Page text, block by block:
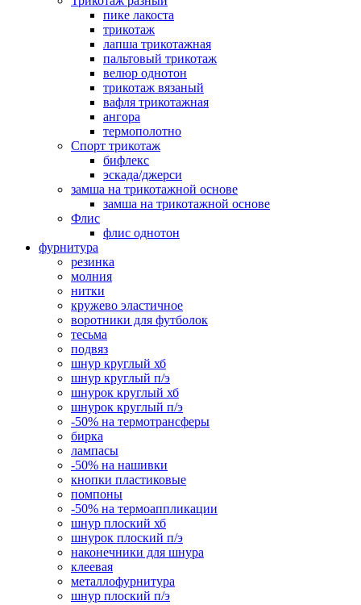
пике лакоста
трикотаж
лапша трикотажная
пальтовый трикотаж
велюр однотон
трикотаж вязаный
вафля трикотажная
ангора
термополотно
Спорт трикотаж
бифлекс
эскада/джерси
замша на трикотажной основе
замша на трикотажной основе
Флис
флис однотон
фурнитура
резинка
молния
нитки
кружево эластичное
воротники для футболок
тесьма
подвяз
шнур круглый хб
шнур круглый п/э
шнурок круглый хб
шнурок круглый п/э
-50% на термотрансферы
бирка
лампасы
-50% на нашивки
кнопки пластиковые
помпоны
-50% на термоаппликации
шнур плоский хб
шнурок плоский п/э
наконечники для шнура
клеевая
металлофурнитура
шнур плоский п/э